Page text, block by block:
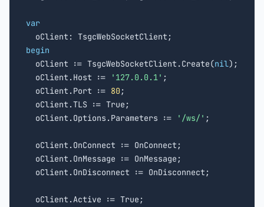
var
begin
oClient := TsgcWebSocketClient.Create(nil);
  oClient.Host :=
'127.0.0.1' ;
  oClient.Port :=
80 ;
  oClient.TLS := True;
  oClient.Options.Parameters :=
'/ws/' ;
  oClient.OnConnect := OnConnect;
  oClient.OnMessage := OnMessage;
  oClient.OnDisconnect := OnDisconnect;